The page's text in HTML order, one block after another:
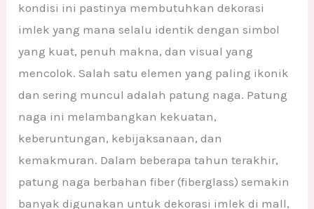
kondisi ini pastinya membutuhkan dekorasi
imlek yang mana selalu identik dengan simbol
yang kuat, penuh makna, dan visual yang
mencolok. Salah satu elemen yang paling ikonik
dan sering muncul adalah patung naga. Patung
naga ini melambangkan kekuatan,
keberuntungan, kebijaksanaan, dan
kemakmuran. Dalam beberapa tahun terakhir,
patung naga berbahan fiber (fiberglass) semakin
banyak digunakan untuk dekorasi imlek di mall,